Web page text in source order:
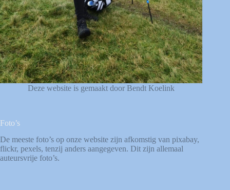
Deze website is gemaakt door Bendt Koelink
Foto’s
De meeste foto’s op onze website zijn afkomstig van pixabay,
flickr, pexels, tenzij anders aangegeven. Dit zijn allemaal
auteursvrije foto’s.